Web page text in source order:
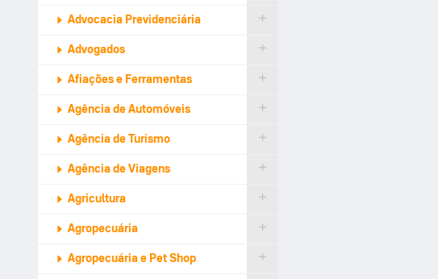
Advocacia Previdenciária
Advogados
Afiações e Ferramentas
Agência de Automóveis
Agência de Turismo
Agência de Viagens
Agricultura
Agropecuária
Agropecuária e Pet Shop